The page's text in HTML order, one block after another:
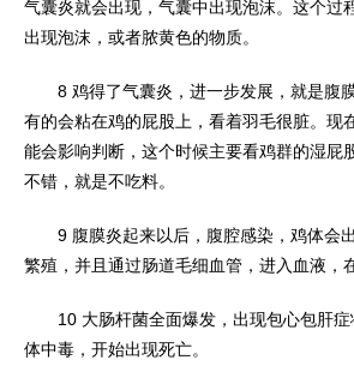
气囊炎就会出现，气囊中出现泡沫。这个过
出现泡沫，或者脓黄色的物质。
8 鸡得了气囊炎，进一步发展，就是腹膜
有的会粘在鸡的屁股上，看着羽毛很脏。现
能会影响判断，这个时候主要看鸡群的湿屁
不错，就是不吃料。
9 腹膜炎起来以后，腹腔感染，鸡体会出
繁殖，并且通过肠道毛细血管，进入血液，
10 大肠杆菌全面爆发，出现包心包肝症
体中毒，开始出现死亡。